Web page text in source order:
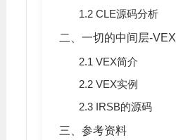
1.2 CLE源码分析
二、一切的中间层-VEX
2.1 VEX简介
2.2 VEX实例
2.3 IRSB的源码
三、参考资料